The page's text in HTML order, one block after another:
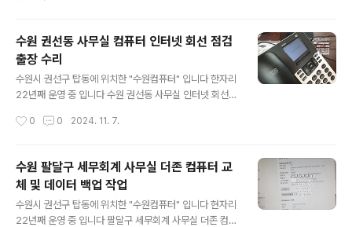
수원 권선동 사무실 컴퓨터 인터넷 회선 점검
출장 수리
수원시 권선구 탑동에 위치한 "수원컴퓨터" 입니다 한자리
22년째 운영 중 입니다 수원 권선동 사무실 인터넷 회선
만 컴퓨터 인터넷이 안된다고 합니다 새로 이전한 사무실
성 데스크탑..인터넷 연결이 안되네요 컴퓨터는 오랜된건
아니라 랜카드 불량은 아닌거 같고.. 노트북으로 인터넷 체
크~인터넷 연결이 안됩니다 컴퓨터에는 이상이 없는건 확
실하네요 ★★★ 인터넷선 체크 ★★★ 인터넷선 테스터
0 0 2024. 11. 7.
수원 팔달구 세무회계 사무실 더존 컴퓨터 교
체 및 데이터 백업 작업
수원시 권선구 탑동에 위치한 "수원컴퓨터" 입니다 현자리
22년째 운영 중 입니다 팔달구 세무회계 사무실 더존 컴퓨